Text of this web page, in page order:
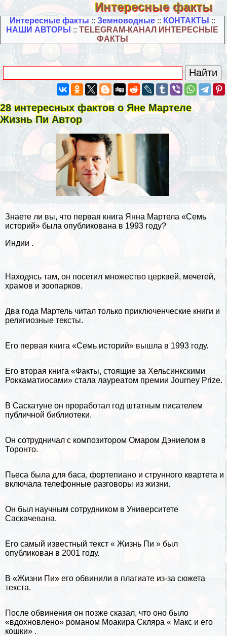
Интересные факты
Интересные факты :: Земноводные:: КОНТАКТЫ ::
НАШИ АВТОРЫ ::TELEGRAM-КАНАЛ ИНТЕРЕСНЫЕ
ФАКТЫ
28 интересных фактов о Яне Мартеле
Жизнь Пи Автор
Знаете ли вы, что первая книга Янна Мартела «Семь
историй» была опубликована в 1993 году?
Индии .
Находясь там, он посетил множество церквей, мечетей,
храмов и зоопарков.
Два года Мартель читал только приключенческие книги и
религиозные тексты.
Его первая книга «Семь историй» вышла в 1993 году.
Его вторая книга «Факты, стоящие за Хельсинкскими
Роккаматиосами» стала лауреатом премии Journey Prize.
В Саскатуне он проработал год штатным писателем
публичной библиотеки.
Он сотрудничал с композитором Омаром Дэниелом в
Торонто.
Пьеса была для баса, фортепиано и струнного квартета и
включала телефонные разговоры из жизни.
Он был научным сотрудником в Университете
Саскачевана.
Его самый известный текст « Жизнь Пи » был
опубликован в 2001 году.
В «Жизни Пи» его обвинили в плагиате из-за сюжета
текста.
После обвинения он позже сказал, что оно было
«вдохновлено» романом Моакира Скляра « Макс и его
кошки» .